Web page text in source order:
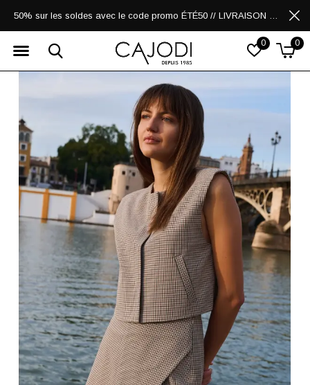
0 0
50% sur les soldes avec le code promo ÉTÉ50 // LIVRAISON GRATUITE POUR LES ACHATS DE 250$ ET PLUS